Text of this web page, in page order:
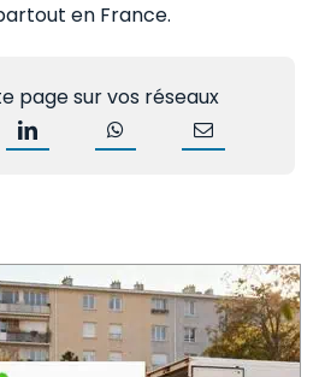
en France.
page sur vos réseaux